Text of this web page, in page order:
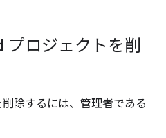
ロジェクトを削
除するには、管理者である